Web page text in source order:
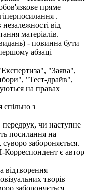
пряме
.
від
матеріалів.
- повинна бути
абзаці
"Заява",
"Тест-драйв",
на правах
спільно з
передрук, чи наступне
посилання на
забороняється.
Корреспондент є автор
відтворення
творів
забороняється.